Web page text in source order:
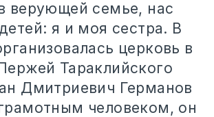
верующей семье, нас
я и моя сестра. В
церковь в
Тараклийского
Дмитриевич Германов
человеком, он